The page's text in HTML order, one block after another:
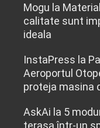
Mogu la
calitate sunt
ideala
InstaPress la
Aeroportul
proteja masina
AskAi la 5
terasa într-un